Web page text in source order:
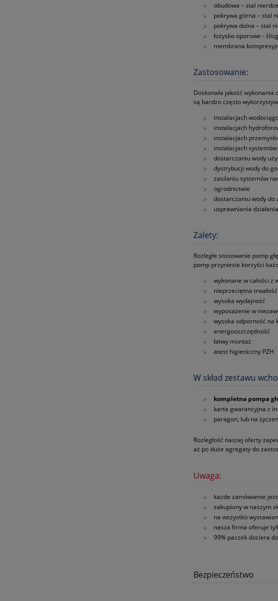
obudowa – stal
pokrywa górna – stal
pokrywa dolna – stal
łożysko oporowe ‑
membrana
Zastosowanie:
Doskonała jakość
są bardzo często
instalacjach
instalacjach
instalacjach
instalacjach
dostarczaniu wody
dystrybucji wody do
zasilaniu systemów
ogrodnictwie
dostarczaniu wody do
usprawniania
Zalety:
Rozległe stosowanie pomp
pomp przyniesie korzyści
wykonane w całości z
nieprzeciętna
wysoka wydajność
wyposażenie w
wysoka odporność na
energooszczędność
łatwy montaż
atest higieniczny PZH
W skład zestawu
kompletna pompa
karta gwarancyjna z
paragon, lub na
Rozległość naszej oferty
aż po duże agregaty do
Uwaga:
każde zamówienie
zakupiony w naszym
na wszystko
nasza firma oferuje
99% paczek dociera
Bezpieczeństwo